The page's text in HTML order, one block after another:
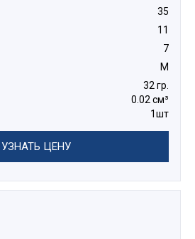
35
11
7
М
32 гр.
0.02 см³
1шт
УЗНАТЬ ЦЕНУ